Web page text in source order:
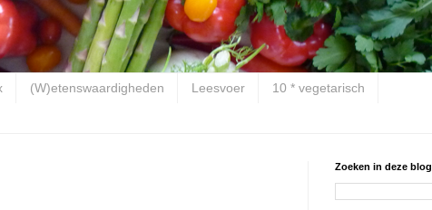
(W)etenswaardigheden Leesvoer 10 * vegetarisch
Zoeken in deze blog